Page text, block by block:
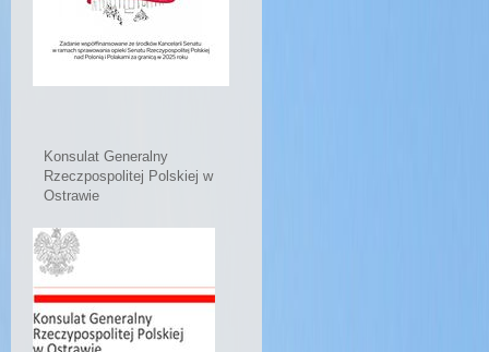
Konsulat Generalny
Rzeczpospolitej Polskiej w
Ostrawie